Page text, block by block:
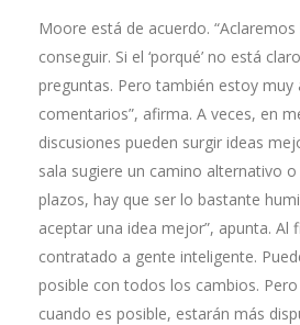
Moore está de acuerdo.
conseguir. Si el ‘porqué’ no está
preguntas. Pero también estoy muy
comentarios”, afirma. A veces, en
discusiones pueden surgir ideas
sala sugiere un camino alternativo
plazos, hay que ser lo bastante
aceptar una idea mejor”, apunta. Al
contratado a gente inteligente.
posible con todos los cambios.
cuando es posible, estarán más